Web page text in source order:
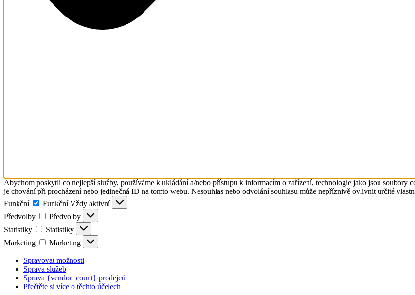
Abychom poskytli co nejlepší služby, používáme k ukládání a/nebo přístupu k informacím o zařízení, technologie jako jsou soubory
je chování při procházení nebo jedinečná ID na tomto webu. Nesouhlas nebo odvolání souhlasu může nepříznivě ovlivnit určité
Funkční
Funkční Vždy aktivní
Předvolby
Předvolby
Statistiky
Statistiky
Marketing
Marketing
Spravovat možnosti
Správa služeb
Správa {vendor_count} prodejců
Přečtěte si více o těchto účelech